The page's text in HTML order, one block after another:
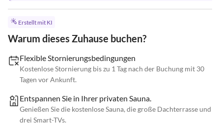
Erstellt mit KI
Warum dieses Zuhause buchen?
Flexible Stornierungsbedingungen
Kostenlose Stornierung bis zu 1 Tag nach der Buchung mit 30
Tagen vor Ankunft.
Entspannen Sie in Ihrer privaten Sauna.
Genießen Sie die kostenlose Sauna, die große Dachterrasse und
drei Smart-TVs.